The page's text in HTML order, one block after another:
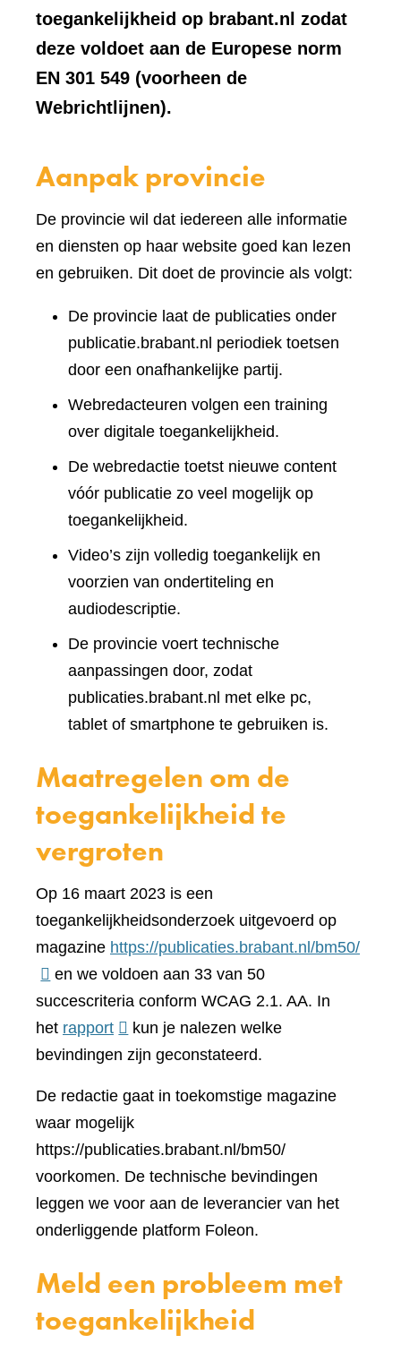
toegankelijkheid op brabant.nl zodat
deze voldoet aan de Europese norm
EN 301 549 (voorheen de
Webrichtlijnen).
Aanpak provincie
De provincie wil dat iedereen alle informatie
en diensten op haar website goed kan lezen
en gebruiken. Dit doet de provincie als volgt:
De provincie laat de publicaties onder
publicatie.brabant.nl periodiek toetsen
door een onafhankelijke partij.
Webredacteuren volgen een training
over digitale toegankelijkheid.
De webredactie toetst nieuwe content
vóór publicatie zo veel mogelijk op
toegankelijkheid.
Video’s zijn volledig toegankelijk en
voorzien van ondertiteling en
audiodescriptie.
De provincie voert technische
aanpassingen door, zodat
publicaties.brabant.nl met elke pc,
tablet of smartphone te gebruiken is.
Maatregelen om de
toegankelijkheid te
vergroten
Op 16 maart 2023 is een
toegankelijkheidsonderzoek uitgevoerd op
magazine https://publicaties.brabant.nl/bm50/
en we voldoen aan 33 van 50
succescriteria conform WCAG 2.1. AA. In
het rapport(verwijst
naar
andere
website)
kun je nalezen welke
bevindingen zijn geconstateerd.
De redactie gaat in toekomstige magazine
waar mogelijk
https://publicaties.brabant.nl/bm50/
voorkomen. De technische bevindingen
leggen we voor aan de leverancier van het
onderliggende platform Foleon.
Meld een probleem met
toegankelijkheid